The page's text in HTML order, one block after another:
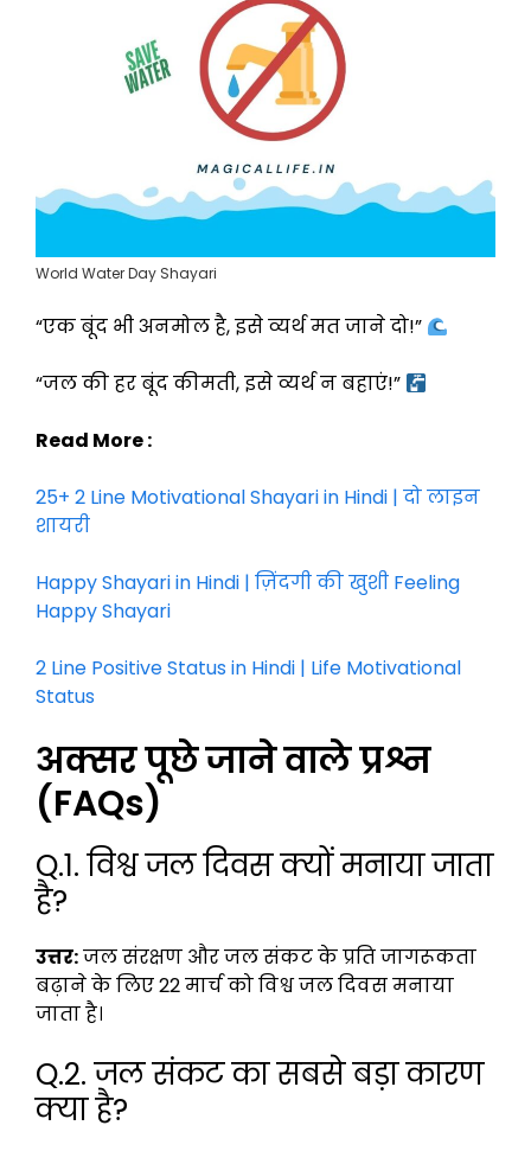
World Water Day Shayari
“एक बूंद भी अनमोल है, इसे व्यर्थ मत जाने दो!”
“जल की हर बूंद कीमती, इसे व्यर्थ न बहाएं!”
Read More :
25+ 2 Line Motivational Shayari in Hindi | दो लाइन
शायरी
Happy Shayari in Hindi | ज़िंदगी की खुशी Feeling
Happy Shayari
2 Line Positive Status in Hindi | Life Motivational
Status
अक्सर पूछे जाने वाले प्रश्न
(FAQs)
Q.1. विश्व जल दिवस क्यों मनाया जाता
है?
उत्तर:जल संरक्षण और जल संकट के प्रति जागरूकता
बढ़ाने के लिए 22 मार्च को विश्व जल दिवस मनाया
जाता है।
Q.2. जल संकट का सबसे बड़ा कारण
क्या है?